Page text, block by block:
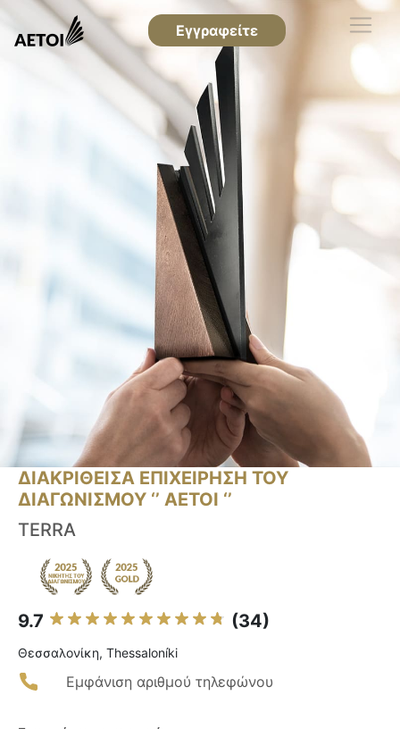
Εγγραφείτε
ΔΙΑΚΡΙΘΕΙΣΑ ΕΠΙΧΕΙΡΗΣΗ ΤΟΥ
ΔΙΑΓΩΝΙΣΜΟΥ ‘’ ΑΕΤΟΙ ‘’
TERRA
9.7 (34)
Θεσσαλονίκη, Thessaloníki
Εμφάνιση αριθμού τηλεφώνου